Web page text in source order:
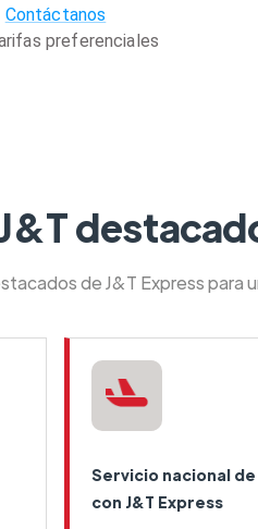
Contáctanos
preferenciales
de J&T Express
Servicio nacional
con J&T Express